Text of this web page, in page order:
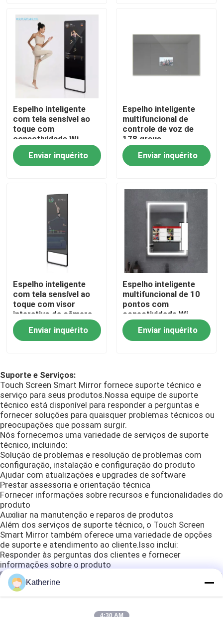
Casa
Produtos
Vídeos
Quem Somos
Controle de Qualidade
Fale Conosco
notícias
Shopping Online
Signage exterior do LCD Digital
Signage fixado na parede de Digitas
Sinalização digital de chão
Monitor industrial da montagem do painel
Monitor industrial encaixado
quiosque do serviço do auto
Espelho esperto do tela táctil
Espelho inteligente
com tela sensível ao
toque com
conectividade Wi-
Fi/Bluetooth
Enviar inquérito
Espelho inteligente
multifuncional de
controle de voz de
178 graus
Enviar inquérito
Espelho inteligente
com tela sensível ao
toque com visor
interativo da câmera
para uso doméstico e
comercial
Enviar inquérito
Espelho inteligente
multifuncional de 10
pontos com
conectividade Wi-
Fi/Bluetooth e tempo
de resposta de 5ms
Enviar inquérito
Suporte e Serviços:
Touch Screen Smart Mirror fornece suporte técnico e
serviço para seus produtos.Nossa equipe de suporte
técnico está disponível para responder a perguntas e
fornecer soluções para quaisquer problemas técnicos ou
preocupações que possam surgir.
Nós fornecemos uma variedade de serviços de suporte
técnico, incluindo:
Solução de problemas e resolução de problemas com
configuração, instalação e configuração do produto
Ajudar com atualizações e upgrades de software
Prestar assessoria e orientação técnica
Fornecer informações sobre recursos e funcionalidades do
produto
Auxiliar na manutenção e reparos de produtos
Além dos serviços de suporte técnico, o Touch Screen
Smart Mirror também oferece uma variedade de opções
de suporte e atendimento ao cliente.Isso inclui:
Responder às perguntas dos clientes e fornecer
informações sobre o produto
Fornecer assistência com a seleção de produtos e pedidos
Gestão de devoluções e trocas
Prestar assistência com reclamações de garantia
Se você tiver alguma dúvida ou preocupação sobre os
Katherine
4:30 AM